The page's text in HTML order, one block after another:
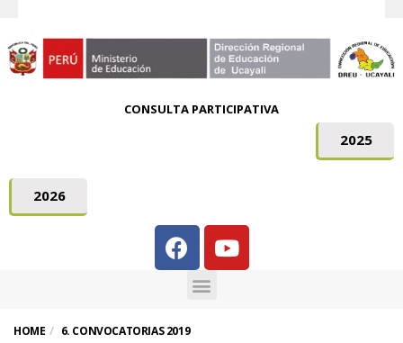
CONSULTA PARTICIPATIVA
2025
2026
HOME 6. CONVOCATORIAS 2019